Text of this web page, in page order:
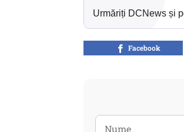
Urmăriți DCNews și
Facebook